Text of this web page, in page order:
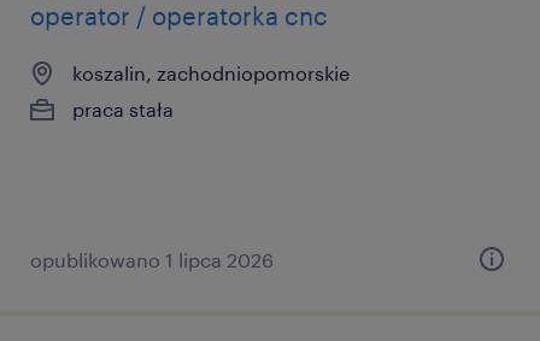
operator / operatorka cnc
koszalin, zachodniopomorskie
praca stała
opublikowano 1 lipca 2026